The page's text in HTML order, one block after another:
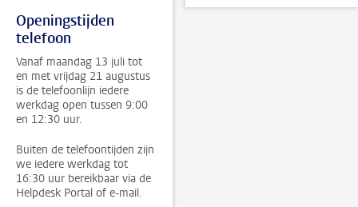
Openingstijden
telefoon
Vanaf maandag 13 juli tot
en met vrijdag 21 augustus
is de telefoonlijn iedere
werkdag open tussen 9:00
en 12:30 uur.
Buiten de telefoontijden zijn
we iedere werkdag tot
16:30 uur bereikbaar via de
Helpdesk Portal of e-mail.